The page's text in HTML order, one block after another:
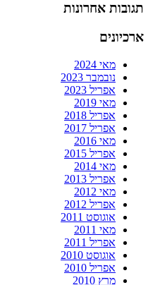
תגובות אחרונות
ארכיונים
מאי 2024
נובמבר 2023
אפריל 2023
מאי 2019
אפריל 2018
אפריל 2017
מאי 2016
אפריל 2015
מאי 2014
אפריל 2013
מאי 2012
אפריל 2012
אוגוסט 2011
מאי 2011
אפריל 2011
אוגוסט 2010
אפריל 2010
מרץ 2010